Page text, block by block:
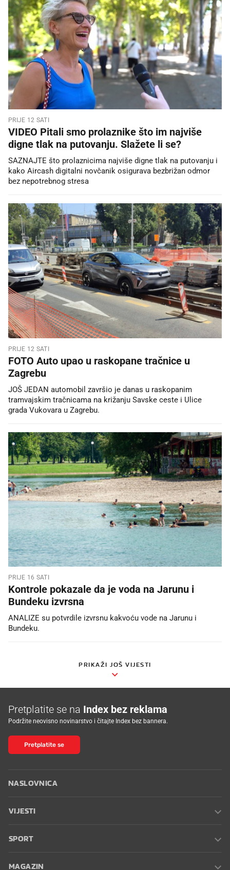
PRIJE 12 SATI
VIDEO Pitali smo prolaznike što im najviše
digne tlak na putovanju. Slažete li se?
SAZNAJTE što prolaznicima najviše digne tlak na putovanju i
kako Aircash digitalni novčanik osigurava bezbrižan odmor
bez nepotrebnog stresa
PRIJE 12 SATI
FOTO Auto upao u raskopane tračnice u
Zagrebu
JOŠ JEDAN automobil završio je danas u raskopanim
tramvajskim tračnicama na križanju Savske ceste i Ulice
grada Vukovara u Zagrebu.
PRIJE 16 SATI
Kontrole pokazale da je voda na Jarunu i
Bundeku izvrsna
ANALIZE su potvrdile izvrsnu kakvoću vode na Jarunu i
Bundeku.
PRIKAŽI JOŠ VIJESTI
Pretplatite se na Index bez reklama
Podržite neovisno novinarstvo i čitajte Index bez bannera.
Pretplatite se
NASLOVNICA
VIJESTI
SPORT
MAGAZIN